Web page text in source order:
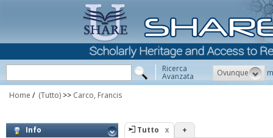
Ricerca
Avanzata Ovunque
Home / (Tutto) >> Carco, Francis
Info
Tutto +